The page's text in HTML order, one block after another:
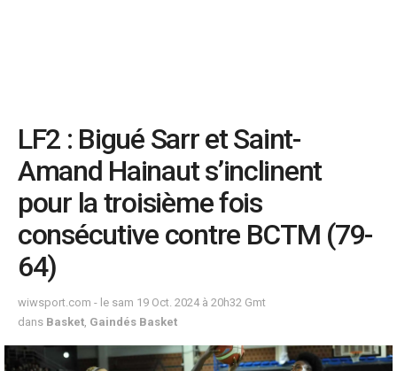
LF2 : Bigué Sarr et Saint-
Amand Hainaut s’inclinent
pour la troisième fois
consécutive contre BCTM (79-
64)
wiwsport.com - le sam 19 Oct. 2024 à 20h32 Gmt
dans Basket, Gaindés Basket